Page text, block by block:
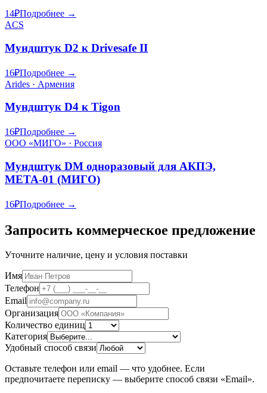
14₽Подробнее →
ACS
Мундштук D2 к Drivesafe II
16₽Подробнее →
Arides · Армения
Мундштук D4 к Tigon
16₽Подробнее →
ООО «МИГО» · Россия
Мундштук DM одноразовый для АКПЭ,
МЕТА-01 (МИГО)
16₽Подробнее →
Запросить коммерческое предложение
Уточните наличие, цену и условия поставки
Имя
Телефон
Email
Организация
Количество единиц
Категория
Удобный способ связи
Оставьте телефон или email — что удобнее. Если
предпочитаете переписку — выберите способ связи «Email».